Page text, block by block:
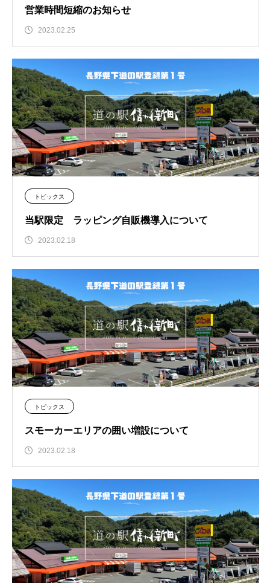
営業時間短縮のお知らせ
2023.02.25
トピックス
当駅限定 ラッピング自販機導入について
2023.02.18
トピックス
スモーカーエリアの囲い増設について
2023.02.18